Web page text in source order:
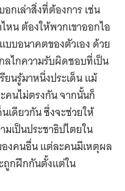
กเล่าสิ่งที่ต้องการ เช่น
หน ต้องให้พวกเขาออกไอ
บบอนาคตของตัวเอง ด้วย
ลไกความรับผิดชอบที่เป็น
ยนรู้มาหนึ่งประเด็น แม้
คนไม่ตรงกัน จากนั้นก็
เดียวกัน ซึ่งจะช่วยให้
เป็นประชาธิปไตยใน
องคนอื่น แต่ละคนมีเหตุผล
ถูกฝึกกันตั้งแต่ใน